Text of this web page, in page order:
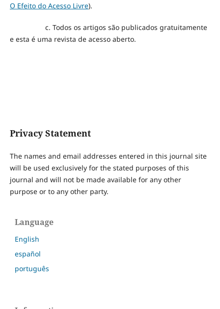
O Efeito do Acesso Livre).
c. Todos os artigos são publicados gratuitamente
e esta é uma revista de acesso aberto.
Privacy Statement
The names and email addresses entered in this journal site
will be used exclusively for the stated purposes of this
journal and will not be made available for any other
purpose or to any other party.
Language
English
español
português